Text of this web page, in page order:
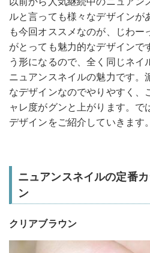
ルと言っても様々なデザインが
も今回オススメなのが、じわー
がとっても魅力的なデザインで
う形になるので、全く同じネイ
ニュアンスネイルの魅力です。
なデザインなのでやりやすく、
ャレ度がグンと上がります。で
デザインをご紹介していきます。
ニュアンスネイルの定番
ン
クリアブラウン